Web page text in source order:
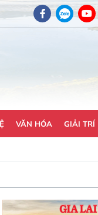
VĂN HÓA GIẢI TRÍ